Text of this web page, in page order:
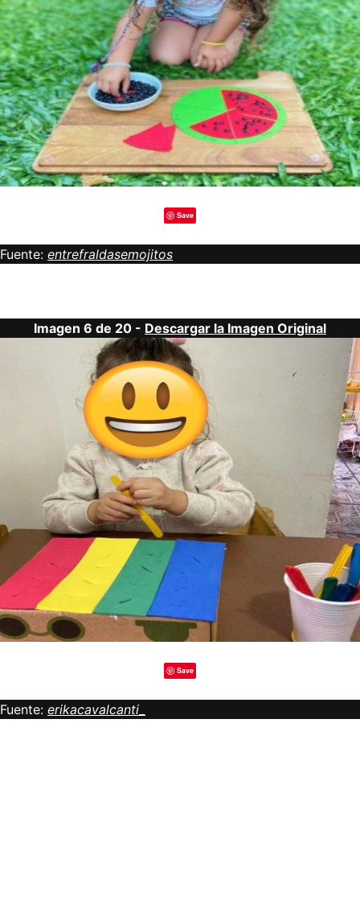
Save
Fuente: entrefraldasemojitos
Imagen 6 de 20 - Descargar la Imagen Original
Save
Fuente: erikacavalcanti_